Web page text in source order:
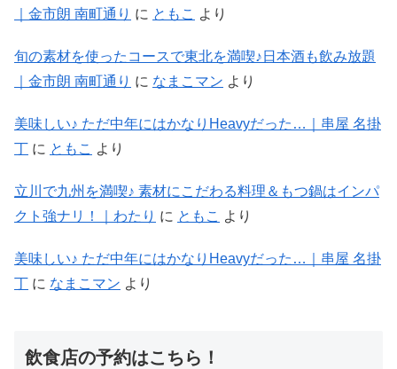
｜金市朗 南町通り に ともこ より
旬の素材を使ったコースで東北を満喫♪日本酒も飲み放題
｜金市朗 南町通り に なまこマン より
美味しい♪ ただ中年にはかなりHeavyだった…｜串屋 名掛
丁 に ともこ より
立川で九州を満喫♪ 素材にこだわる料理＆もつ鍋はインパ
クト強ナリ！｜わたり に ともこ より
美味しい♪ ただ中年にはかなりHeavyだった…｜串屋 名掛
丁 に なまこマン より
飲食店の予約はこちら！